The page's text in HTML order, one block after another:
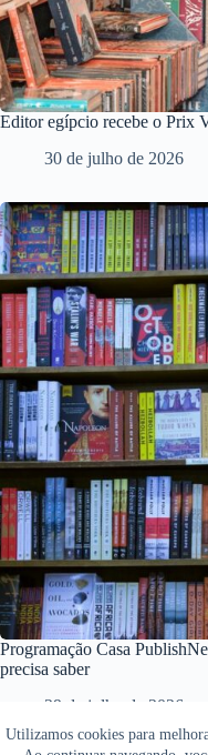
Utilizamos cookies para
Editor egípcio recebe o Prix
30 de julho de 2026
Programação Casa
precisa saber
29 de julho de 2026